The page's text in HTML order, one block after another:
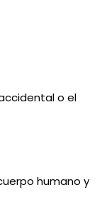
o el
humano y